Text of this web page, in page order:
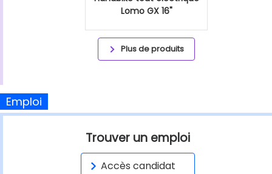
Lomo GX 16"
Plus de produits
Emploi
Trouver un emploi
Accès candidat